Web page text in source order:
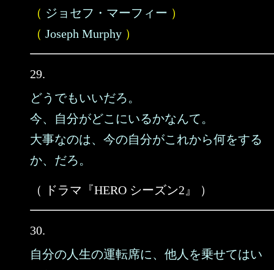
（ ジョセフ・マーフィー ）
（ Joseph Murphy ）
29.
どうでもいいだろ。
今、自分がどこにいるかなんて。
大事なのは、今の自分がこれから何をする
か、だろ。
（ ドラマ『HERO シーズン2』 ）
30.
自分の人生の運転席に、他人を乗せてはい